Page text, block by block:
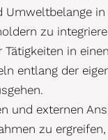
Umweltbelange
zu
in
entlang der
und externen
zu